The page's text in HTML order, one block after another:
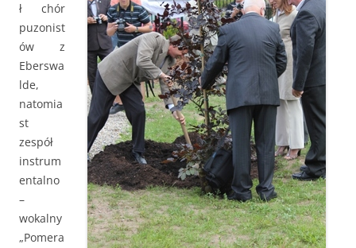
ł chór
puzonist
ów z
Eberswa
lde,
natomia
st
zespół
instrum
entalno
–
wokalny
„Pomera